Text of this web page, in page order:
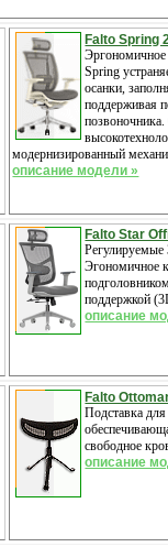
Falto Spring 2
Spring
осанки,
поддерживая
модернизированный
описание модели »
Falto Star
Регулируемые
Эгономичное
поддержкой
описание
Falto
Подставка
свободное
описание